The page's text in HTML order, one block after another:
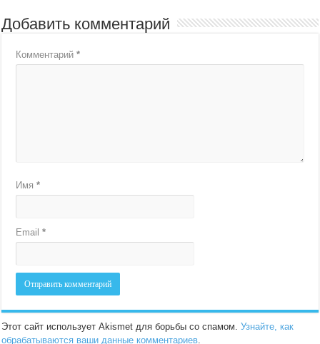
Добавить комментарий
Комментарий*
Имя*
Email*
Этот сайт использует Akismet для борьбы со спамом.Узнайте, как
обрабатываются ваши данные комментариев.